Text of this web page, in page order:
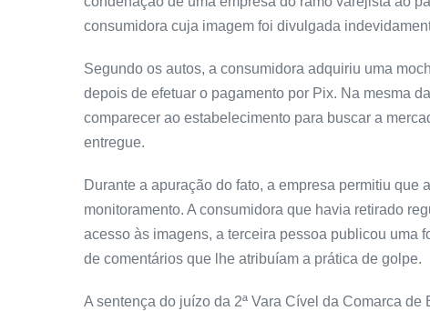
consumidora cuja imagem foi divulgada
Segundo os autos, a consumidora adquiriu uma
depois de efetuar o pagamento por Pix. Na mesma
comparecer ao estabelecimento para buscar a
entregue.
Durante a apuração do fato, a empresa permitiu
monitoramento. A consumidora que havia retirado
acesso às imagens, a terceira pessoa publicou uma
de comentários que lhe atribuíam a prática de golpe.
A sentença do juízo da 2ª Vara Cível da Comarca